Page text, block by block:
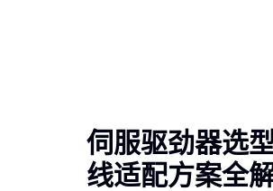
伺服驱劲器选
线适配方案全